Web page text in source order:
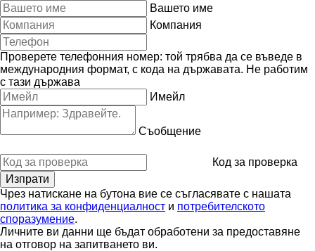
Вашето име
Компания
Проверете телефонния номер: той трябва да се въведе в
международния формат, с кода на държавата. Не работим
с тази държава
Имейл
Съобщение
Код за проверка
Чрез натискане на бутона вие се съгласявате с нашата
политика за конфиденциалност и потребителското
споразумение.
Личните ви данни ще бъдат обработени за предоставяне
на отговор на запитването ви.